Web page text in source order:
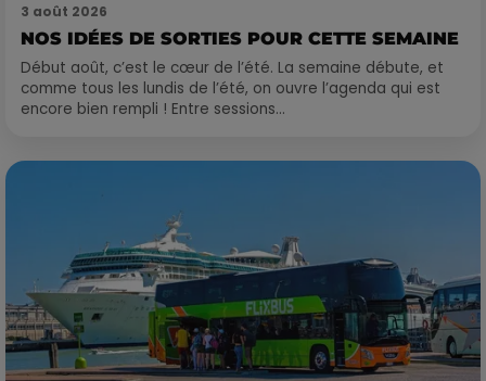
3 août 2026
NOS IDÉES DE SORTIES POUR CETTE SEMAINE
Début août, c’est le cœur de l’été. La semaine débute, et
comme tous les lundis de l’été, on ouvre l’agenda qui est
encore bien rempli ! Entre sessions...